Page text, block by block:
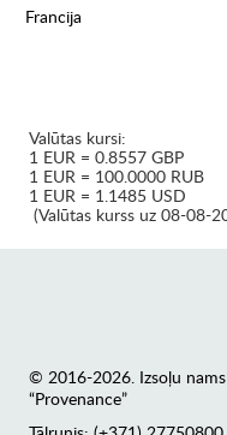
Francija
Valūtas kursi:
1 EUR = 0.8557 GBP
1 EUR = 100.0000 RUB
1 EUR = 1.1485 USD
(Valūtas kurss uz 08-08-
© 2016-2026. Izsoļu
“Provenance”